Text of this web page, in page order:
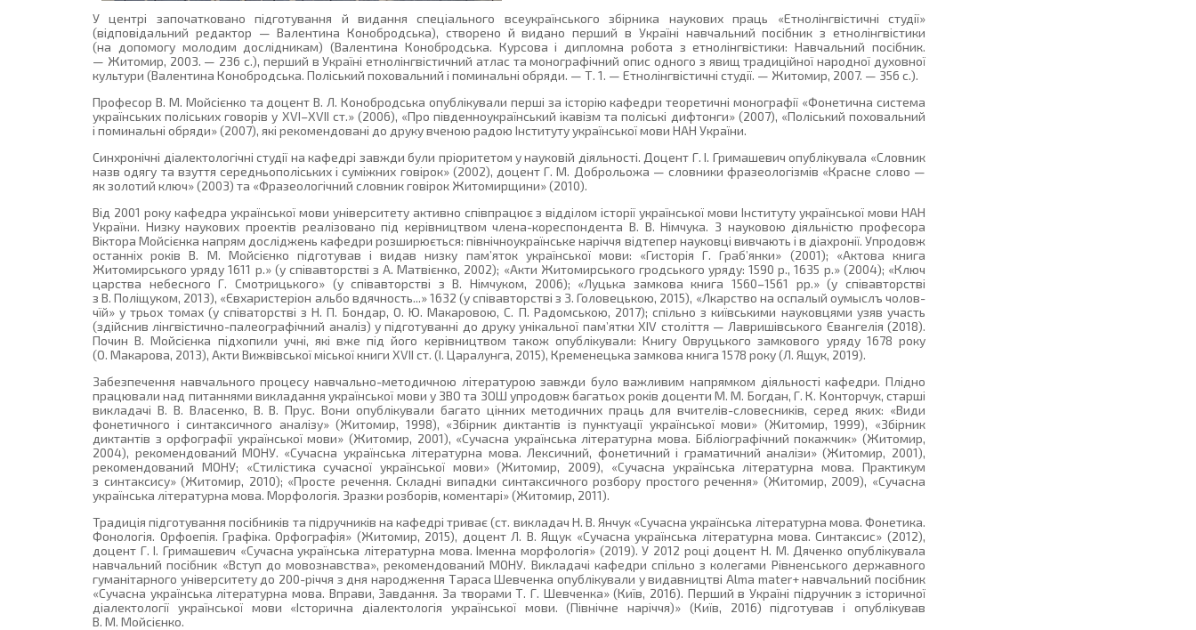
У центрі започатковано підготування й видання спеціального всеукраїнського збірника наукових праць «Етнолінгвістичні студії»
(відповідальний редактор — Валентина Конобродська), створено й видано перший в Україні навчальний посібник з етнолінгвістики
(на допомогу молодим дослідникам) (Валентина Конобродська. Курсова і дипломна робота з етнолінгвістики: Навчальний посібник.
— Житомир, 2003. — 236 с.), перший в Україні етнолінгвістичний атлас та монографічний опис одного з явищ традиційної народної духовної
культури (Валентина Конобродська. Поліський поховальний і поминальні обряди. — Т. 1. — Етнолінгвістичні студії. — Житомир, 2007. — 356 с.).
Професор В. М. Мойсієнко та доцент В. Л. Конобродська опублікували перші за історію кафедри теоретичні монографії «Фонетична система
українських поліських говорів у XVI–XVII ст.» (2006), «Про південноукраїнський ікавізм та поліські дифтонги» (2007), «Поліський поховальний
і поминальні обряди» (2007), які рекомендовані до друку вченою радою Інституту української мови НАН України.
Синхронічні діалектологічні студії на кафедрі завжди були пріоритетом у науковій діяльності. Доцент Г. І. Гримашевич опублікувала «Словник
назв одягу та взуття середньополіських і суміжних говірок» (2002), доцент Г. М. Доброльожа — словники фразеологізмів «Красне слово —
як золотий ключ» (2003) та «Фразеологічний словник говірок Житомирщини» (2010).
Від 2001 року кафедра української мови університету активно співпрацює з відділом історії української мови Інституту української мови НАН
України. Низку наукових проектів реалізовано під керівництвом члена-кореспондента В. В. Німчука. З науковою діяльністю професора
Віктора Мойсієнка напрям досліджень кафедри розширюється: північноукраїнське наріччя відтепер науковці вивчають і в діахронії. Упродовж
останніх років В. М. Мойсієнко підготував і видав низку пам’яток української мови: «Гисторія Г. Граб’янки» (2001); «Актова книга
Житомирського уряду 1611 р.» (у співавторстві з А. Матвієнко, 2002); «Акти Житомирського гродського уряду: 1590 р., 1635 р.» (2004); «Ключ
царства небесного Г. Смотрицького» (у співавторстві з В. Німчуком, 2006); «Луцька замкова книга 1560–1561 рр.» (у співавторстві
з В. Поліщуком, 2013), «Євхаристеріон альбо вдячность...» 1632 (у співавторстві з З. Головецькою, 2015), «Л­карство на оспалый оумыслъ чолов­
чїй» у трьох томах (у співаторстві з Н. П. Бондар, О. Ю. Макаровою, С. П. Радомською, 2017); спільно з київськими науковцями узяв участь
(здійснив лінгвістично-палеографічний аналіз) у підготуванні до друку унікальної пам’ятки XIV століття — Лавришівського Євангелія (2018).
Почин В. Мойсієнка підхопили учні, які вже під його керівництвом також опублікували: Книгу Овруцького замкового уряду 1678 року
(О. Макарова, 2013), Акти Вижвівської міської книги XVII ст. (І. Царалунга, 2015), Кременецька замкова книга 1578 року (Л. Ящук, 2019).
Забезпечення навчального процесу навчально-методичною літературою завжди було важливим напрямком діяльності кафедри. Плідно
працювали над питаннями викладання української мови у ЗВО та ЗОШ упродовж багатьох років доценти М. М. Богдан, Г. К. Конторчук, старші
викладачі В. В. Власенко, В. В. Прус. Вони опублікували багато цінних методичних праць для вчителів-словесників, серед яких: «Види
фонетичного і синтаксичного аналізу» (Житомир, 1998), «Збірник диктантів із пунктуації української мови» (Житомир, 1999), «Збірник
диктантів з орфографії української мови» (Житомир, 2001), «Сучасна українська літературна мова. Бібліографічний покажчик» (Житомир,
2004), рекомендований МОНУ. «Сучасна українська літературна мова. Лексичний, фонетичний і граматичний аналізи» (Житомир, 2001),
рекомендований МОНУ; «Стилістика сучасної української мови» (Житомир, 2009), «Сучасна українська літературна мова. Практикум
з синтаксису» (Житомир, 2010); «Просте речення. Складні випадки синтаксичного розбору простого речення» (Житомир, 2009), «Сучасна
українська літературна мова. Морфологія. Зразки розборів, коментарі» (Житомир, 2011).
Традиція підготування посібників та підручників на кафедрі триває (ст. викладач Н. В. Янчук «Сучасна українська літературна мова. Фонетика.
Фонологія. Орфоепія. Графіка. Орфографія» (Житомир, 2015), доцент Л. В. Ящук «Сучасна українська літературна мова. Синтаксис» (2012),
доцент Г. І. Гримашевич «Сучасна українська літературна мова. Іменна морфологія» (2019). У 2012 році доцент Н. М. Дяченко опублікувала
навчальний посібник «Вступ до мовознавства», рекомендований МОНУ. Викладачі кафедри спільно з колегами Рівненського державного
гуманітарного університету до 200-річчя з дня народження Тараса Шевченка опублікували у видавництві Alma mater+ навчальний посібник
«Сучасна українська літературна мова. Вправи, Завдання. За творами Т. Г. Шевченка» (Київ, 2016). Перший в Україні підручник з історичної
діалектології української мови «Історична діалектологія української мови. (Північне наріччя)» (Київ, 2016) підготував і опублікував
В. М. Мойсієнко.